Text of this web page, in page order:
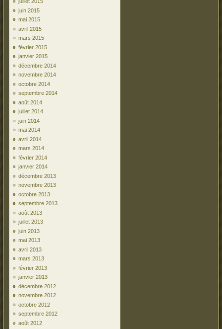
juin 2015
mai 2015
avril 2015
mars 2015
février 2015
janvier 2015
décembre 2014
novembre 2014
octobre 2014
septembre 2014
août 2014
juillet 2014
juin 2014
mai 2014
avril 2014
mars 2014
février 2014
janvier 2014
décembre 2013
novembre 2013
octobre 2013
septembre 2013
août 2013
juillet 2013
juin 2013
mai 2013
avril 2013
mars 2013
février 2013
janvier 2013
décembre 2012
novembre 2012
octobre 2012
septembre 2012
août 2012